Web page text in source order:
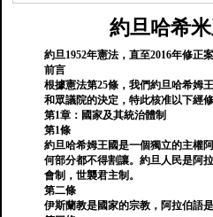
約旦哈希
約旦1952年憲法，直至2016年修正案
前言
根據憲法第25條，我們約旦哈希姆
和眾議院的決定，特此核准以下經
第1章：國家及其統治體制
第1條
約旦哈希姆王國是一個獨立的主權
何部分都不得割讓。約旦人民是阿
會制，世襲君主制。
第二條
伊斯蘭教是國家的宗教，阿拉伯語是